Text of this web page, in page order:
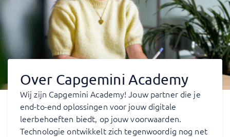
Over Capgemini Academy
Wij zijn Capgemini Academy! Jouw partner die je
end-to-end oplossingen voor jouw digitale
leerbehoeften biedt, op jouw voorwaarden.
Technologie ontwikkelt zich tegenwoordig nog net